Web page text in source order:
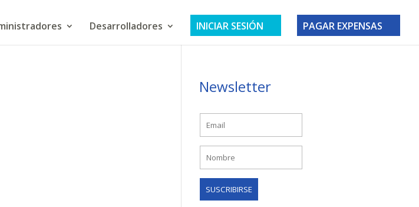
Desarrolladores INICIAR SESIÓN PAGAR EXPENSAS
Newsletter